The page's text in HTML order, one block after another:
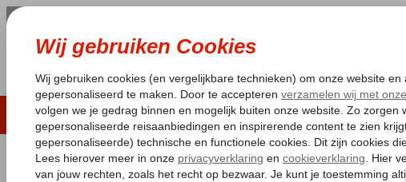
LAST MINUTE ZOMER 2026 ZONVAKANTIE
Pakketgarantie Laagsteprijsgarantie* Gratis annuleren*